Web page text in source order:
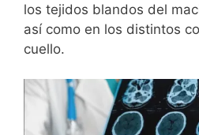
los tejidos blandos del
así como en los distintos
cuello.